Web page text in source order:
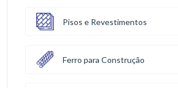
Pisos e Revestimentos
Ferro para Construção